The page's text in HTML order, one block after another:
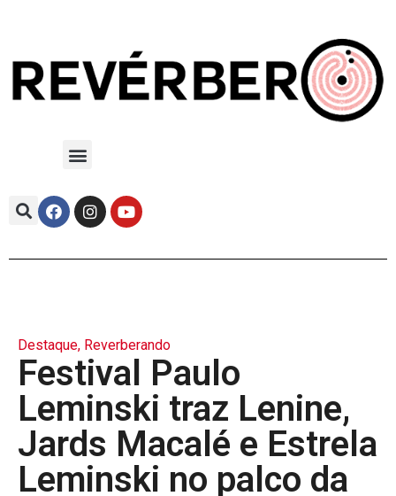
Destaque, Reverberando
Festival Paulo
Leminski traz Lenine,
Jards Macalé e Estrela
Leminski no palco da